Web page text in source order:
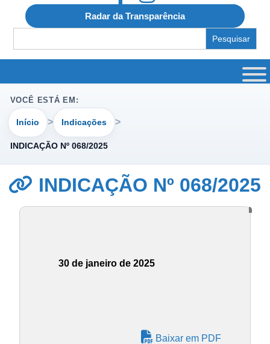
Radar da Transparência
for:
VOCÊ ESTÁ EM:
Início Indicações
INDICAÇÃO Nº 068/2025
INDICAÇÃO Nº 068/2025
30 de janeiro de 2025
Baixar em PDF